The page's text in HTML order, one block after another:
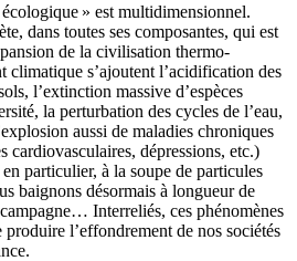
» est multidimensionnel.
dans toutes ses composantes, qui est
de la civilisation thermo-
climatique s’ajoutent l’acidification des
l’extinction massive d’espèces
la perturbation des cycles de l’eau,
aussi de maladies chroniques
cardiovasculaires, dépressions, etc.)
particulier, à la soupe de particules
baignons désormais à longueur de
Interreliés, ces phénomènes
l’effondrement de nos sociétés